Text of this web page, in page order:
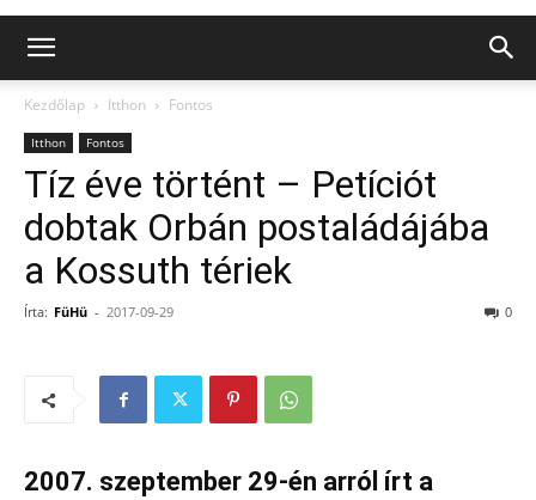
Kezdőlap Itthon Fontos
Itthon Fontos
Tíz éve történt – Petíciót
dobtak Orbán postaládájába
a Kossuth tériek
Írta: FüHü - 2017-09-29 0
2007. szeptember 29-én arról írt a